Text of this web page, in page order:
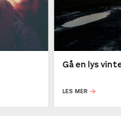
Gå en lys
LES MER